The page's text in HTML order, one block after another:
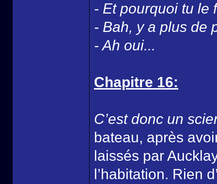
- Et pourquoi tu le
- Bah, y a plus de
- Ah oui...
Chapitre 16:
C’est donc un
bateau, après
laissés par
l’habitation. Rien